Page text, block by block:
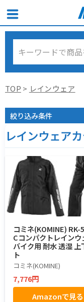
TOP > レインウェア
絞り込み条件
レインウェア
コミネ(KOMINE) RK-
Cコンパクトレインウ
バイク用 耐水 透湿 上
ト
コミネ(KOMINE)
7,776円
Amazonで見る